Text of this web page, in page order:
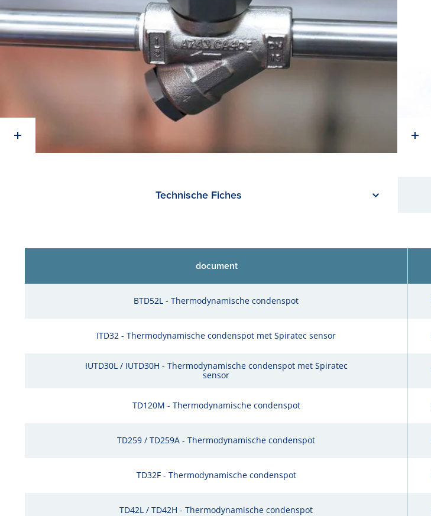
Technische Fiches
document
BTD52L - Thermodynamische condenspot
ITD32 - Thermodynamische condenspot met Spiratec sensor
IUTD30L / IUTD30H - Thermodynamische condenspot met Spiratec
sensor
TD120M - Thermodynamische condenspot
TD259 / TD259A - Thermodynamische condenspot
TD32F - Thermodynamische condenspot
TD42L / TD42H - Thermodynamische condenspot